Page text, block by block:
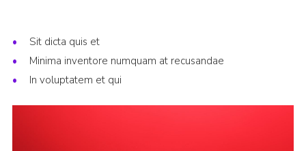
Sit dicta quis et
Minima inventore numquam at recusandae
In voluptatem et qui